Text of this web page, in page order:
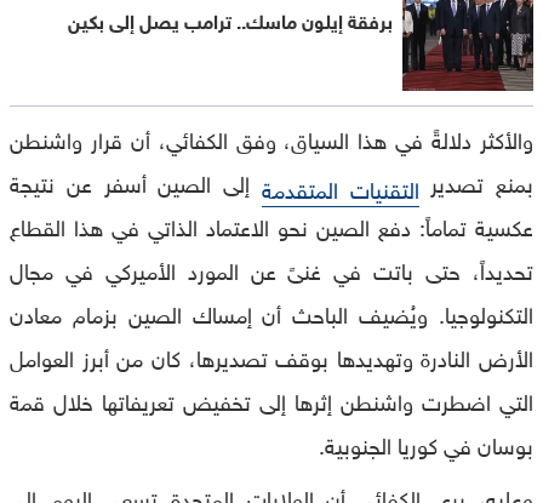
برفقة إيلون ماسك.. ترامب يصل إلى بكين
والأكثر دلالةً في هذا السياق، وفق الكفائي، أن قرار واشنطن
بمنع تصدير التقنيات المتقدمة إلى الصين أسفر عن نتيجة
عكسية تماماً: دفع الصين نحو الاعتماد الذاتي في هذا القطاع
تحديداً، حتى باتت في غنىً عن المورد الأميركي في مجال
التكنولوجيا. ويُضيف الباحث أن إمساك الصين بزمام معادن
الأرض النادرة وتهديدها بوقف تصديرها، كان من أبرز العوامل
التي اضطرت واشنطن إثرها إلى تخفيض تعريفاتها خلال قمة
بوسان في كوريا الجنوبية.